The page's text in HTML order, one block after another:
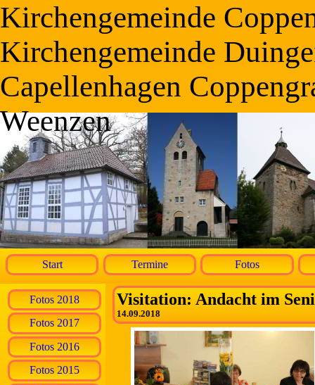
Kirchengemeinde
Kirchengemeinde
Capellenhagen
Weenzen
Start Termine Fotos
Fotos 2018
Fotos 2017
Fotos 2016
Fotos 2015
Visitation: Andacht im
14.09.2018